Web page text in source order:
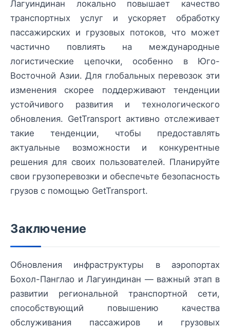
Лагуиндинан локально повышает качество
транспортных услуг и ускоряет обработку
пассажирских и грузовых потоков, что может
частично повлиять на международные
логистические цепочки, особенно в Юго-
Восточной Азии. Для глобальных перевозок эти
изменения скорее поддерживают тенденции
устойчивого развития и технологического
обновления. GetTransport активно отслеживает
такие тенденции, чтобы предоставлять
актуальные возможности и конкурентные
решения для своих пользователей. Планируйте
свои грузоперевозки и обеспечьте безопасность
грузов с помощью GetTransport.
Заключение
Обновления инфраструктуры в аэропортах
Бохол-Панглао и Лагуиндинан — важный этап в
развитии региональной транспортной сети,
способствующий повышению качества
обслуживания пассажиров и грузовых